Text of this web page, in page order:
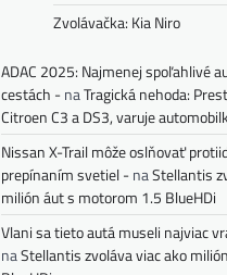
Zvolávačka: Kia Niro
ADAC 2025: Najmenej spoľahlivé
cestách -naTragická nehoda:
Citroen C3 a DS3, varuje
Nissan X-Trail môže oslňovať
prepínaním svetiel -naStellantis
milión áut s motorom 1.5 BlueHDi
Vlani sa tieto autá museli najviac
naStellantis zvoláva viac ako